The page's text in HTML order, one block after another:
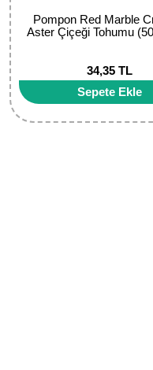
Pompon Red Marble
Aster Çiçeği Tohumu
34,35 TL
Sepete Ekle